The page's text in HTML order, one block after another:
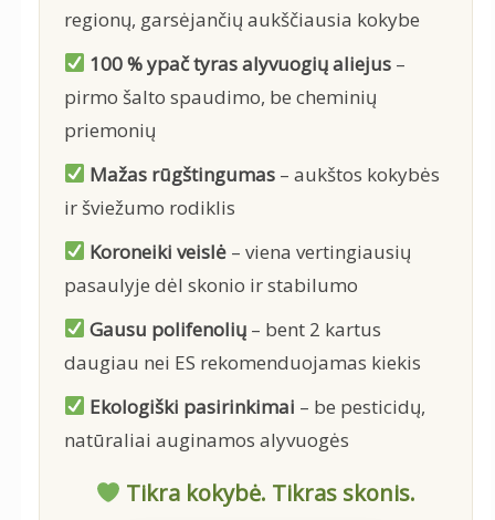
regionų, garsėjančių aukščiausia kokybe
100 % ypač tyras alyvuogių aliejus –
pirmo šalto spaudimo, be cheminių
priemonių
Mažas rūgštingumas – aukštos kokybės
ir šviežumo rodiklis
Koroneiki veislė – viena vertingiausių
pasaulyje dėl skonio ir stabilumo
Gausu polifenolių – bent 2 kartus
daugiau nei ES rekomenduojamas kiekis
Ekologiški pasirinkimai – be pesticidų,
natūraliai auginamos alyvuogės
Tikra kokybė. Tikras skonis.